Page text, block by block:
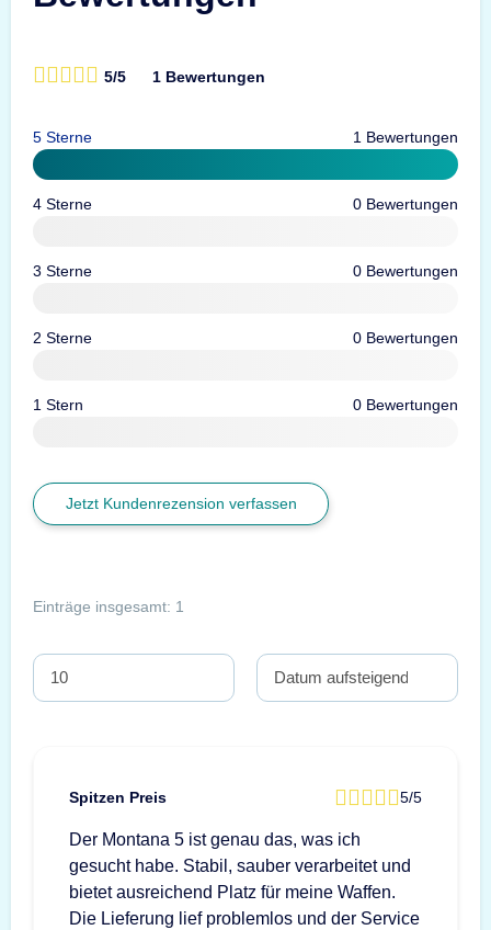
5/5 1 Bewertungen
5 Sterne 1 Bewertungen
4 Sterne 0 Bewertungen
3 Sterne 0 Bewertungen
2 Sterne 0 Bewertungen
1 Stern 0 Bewertungen
Jetzt Kundenrezension verfassen
Einträge insgesamt: 1
Spitzen Preis 5/5
Der Montana 5 ist genau das, was ich
gesucht habe. Stabil, sauber verarbeitet und
bietet ausreichend Platz für meine Waffen.
Die Lieferung lief problemlos und der Service